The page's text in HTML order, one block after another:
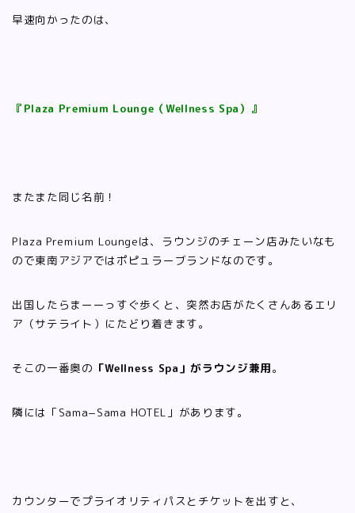
早速向かったのは、
『Plaza Premium Lounge（Wellness Spa）』
またまた同じ名前！
Plaza Premium Loungeは、ラウンジのチェーン店みたいなも
ので東南アジアではポピュラーブランドなのです。
出国したらまーーっすぐ歩くと、突然お店がたくさんあるエリ
ア（サテライト）にたどり着きます。
そこの一番奥の 「Wellness Spa」がラウンジ兼用。
隣には「Sama−Sama HOTEL」があります。
カウンターでプライオリティパスとチケットを出すと、